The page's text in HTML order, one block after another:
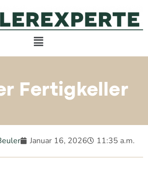
Fertigkeller
Januar 16, 2026 11:35 a.m.